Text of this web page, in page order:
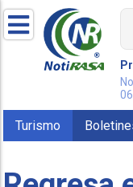
Turismo